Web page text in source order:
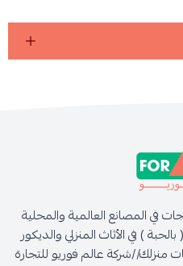
في المصانع العالمية والمحلية
) في الأثاث المنزلي والديكور
منزلك//شركة عالم فوريو للتجارة